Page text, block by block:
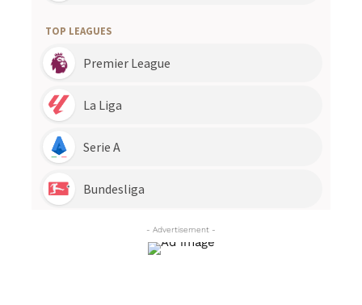
- Advertisement -